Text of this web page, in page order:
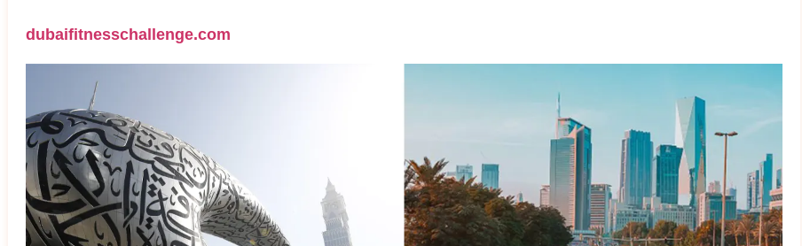
dubaifitnesschallenge.com